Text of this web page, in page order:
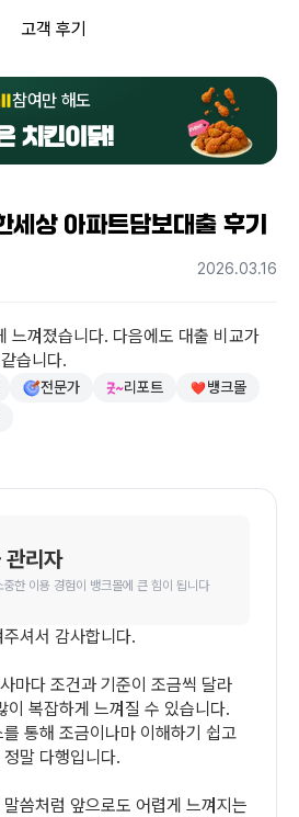
고객 후기
참여만 해도
치킨이닭!
세상 아파트담보대출 후기
2026.03.16
느껴졌습니다. 다음에도 대출 비교가
습니다.
전문가 리포트
뱅크몰
관리자
한 이용 경험이 뱅크몰에 큰 힘이 됩니다
셔서 감사합니다.
마다 조건과 기준이 조금씩 달라
이 복잡하게 느껴질 수 있습니다.
통해 조금이나마 이해하기 쉽고
말 다행입니다.
씀처럼 앞으로도 어렵게 느껴지는